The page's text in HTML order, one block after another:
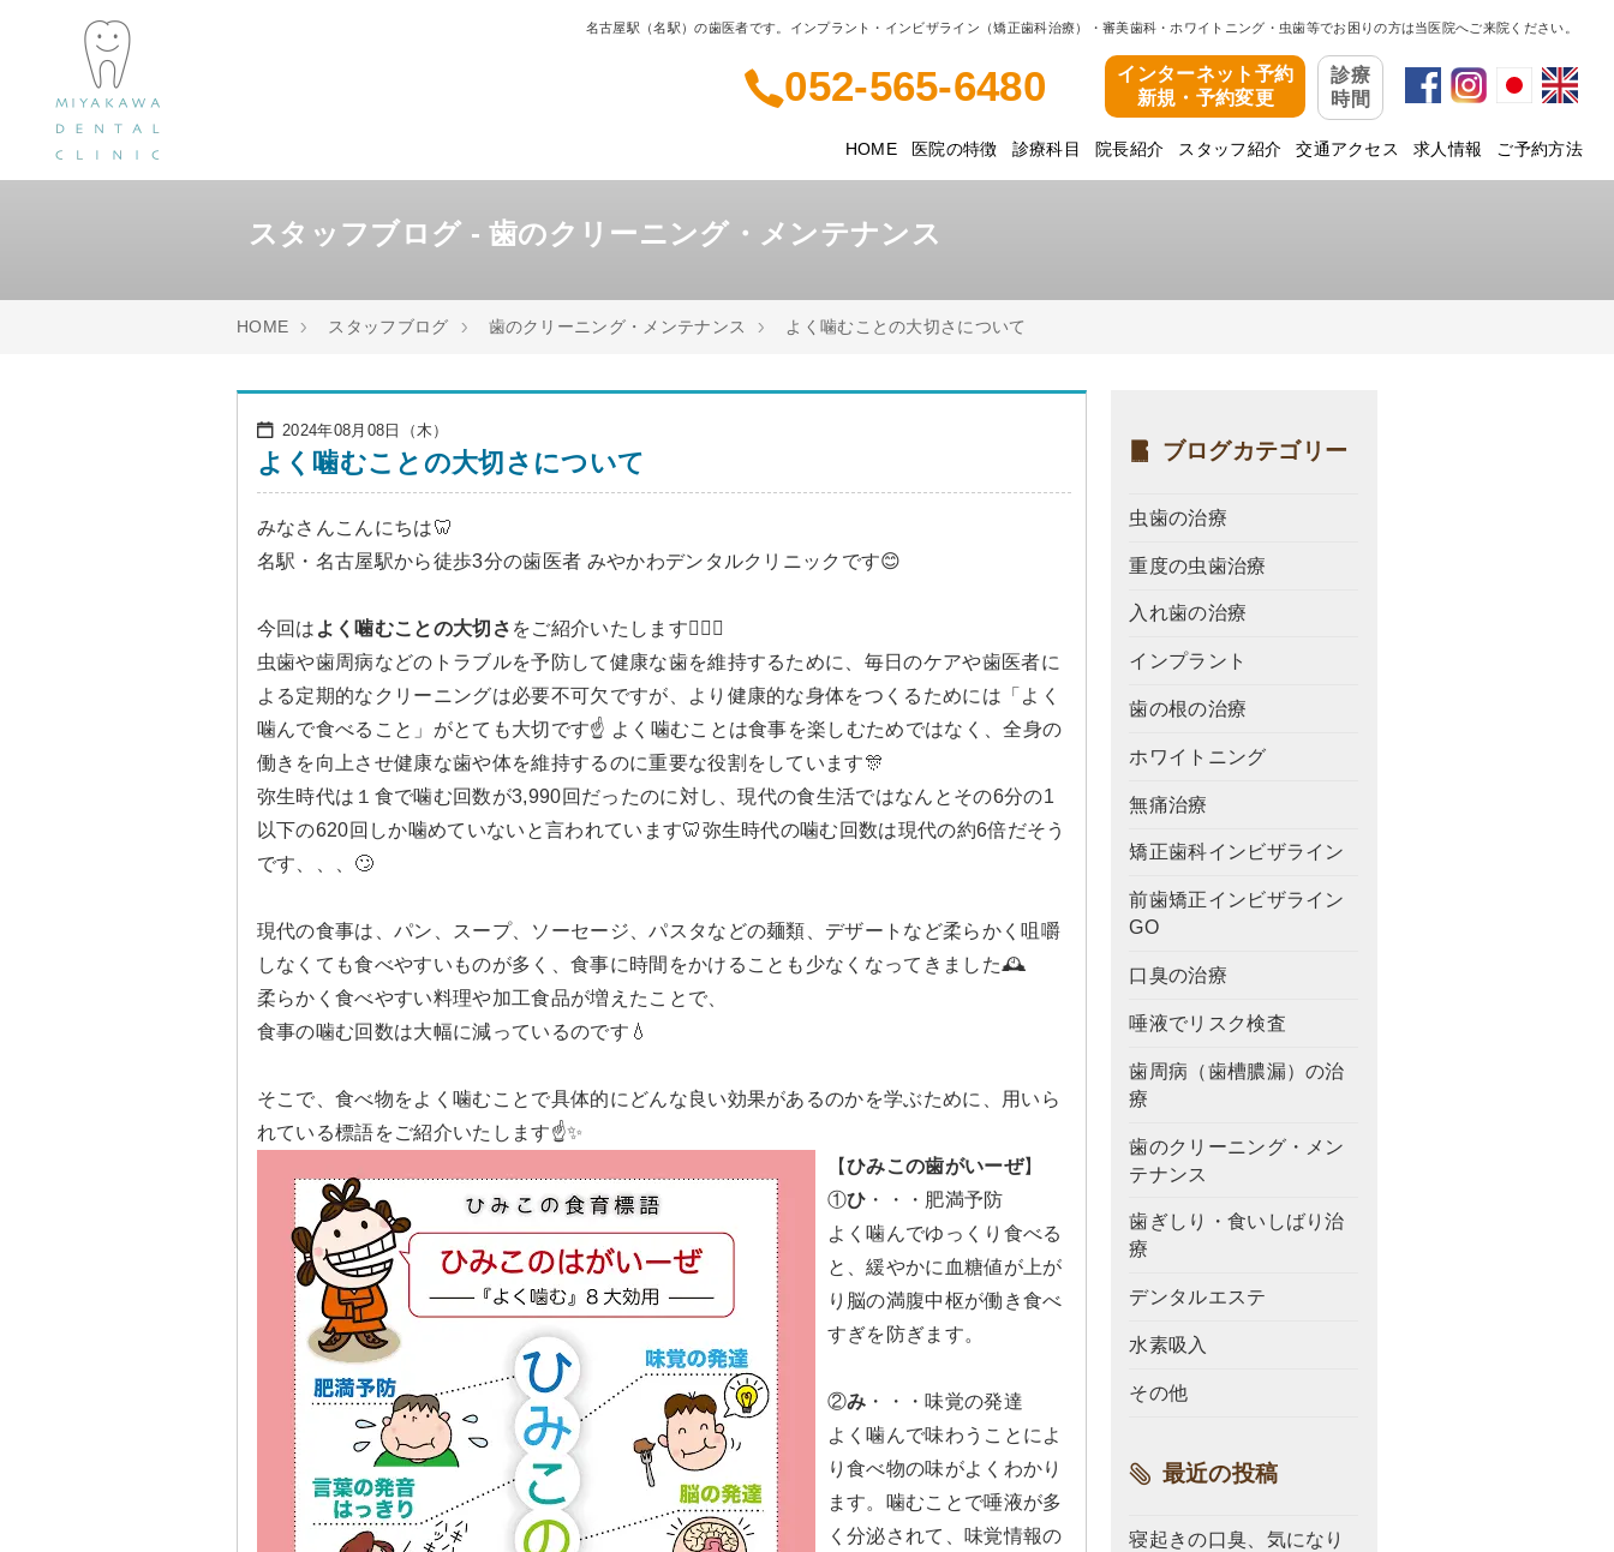
スタッフブログ - 歯のクリーニング・メンテナンス
名古屋駅（名駅）の歯医者です。インプラント・インビザライン（矯正歯科治療）・審美歯科・ホワイトニング・虫歯等でお困りの方は当医院へご来院ください。
診療
時間
インターネット予約
新規・予約変更
052-565-6480
HOME 医院の特徴 診療科目 院長紹介 スタッフ紹介 交通アクセス 求人情報 ご予約方法
HOME スタッフブログ 歯のクリーニング・メンテナンス よく噛むことの大切さについて
2024年08月08日（木）
よく噛むことの大切さについて
みなさんこんにちは🦷
名駅・名古屋駅から徒歩3分の歯医者 みやかわデンタルクリニックです😊
今回は よく噛むことの大切さ をご紹介いたします💁‍♀️✨
虫歯や歯周病などのトラブルを予防して健康な歯を維持するために、毎日のケアや歯医者に
よる定期的なクリーニングは必要不可欠ですが、より健康的な身体をつくるためには「よく
噛んで食べること」がとても大切です☝️ よく噛むことは食事を楽しむためではなく、全身の
働きを向上させ健康な歯や体を維持するのに重要な役割をしています🎊
弥生時代は１食で噛む回数が3,990回だったのに対し、現代の食生活ではなんとその6分の1
以下の620回しか噛めていないと言われています🦷弥生時代の噛む回数は現代の約6倍だそう
です、、、🙄
現代の食事は、パン、スープ、ソーセージ、パスタなどの麺類、デザートなど柔らかく咀嚼
しなくても食べやすいものが多く、食事に時間をかけることも少なくなってきました🕰️
柔らかく食べやすい料理や加工食品が増えたことで、
食事の噛む回数は大幅に減っているのです💧
そこで、食べ物をよく噛むことで具体的にどんな良い効果があるのかを学ぶために、用いら
れている標語をご紹介いたします☝️✨
【ひみこの歯がいーぜ】
①ひ ・・・肥満予防
よく噛んでゆっくり食べる
と、緩やかに血糖値が上が
り脳の満腹中枢が働き食べ
すぎを防ぎます。
②み ・・・味覚の発達
よく噛んで味わうことによ
り食べ物の味がよくわかり
ます。噛むことで唾液が多
く分泌されて、味覚情報の
ブログカテゴリー
虫歯の治療
重度の虫歯治療
入れ歯の治療
インプラント
歯の根の治療
ホワイトニング
無痛治療
矯正歯科インビザライン
前歯矯正インビザライン
GO
口臭の治療
唾液でリスク検査
歯周病（歯槽膿漏）の治
療
歯のクリーニング・メン
テナンス
歯ぎしり・食いしばり治
療
デンタルエステ
水素吸入
その他
最近の投稿
寝起きの口臭、気になり